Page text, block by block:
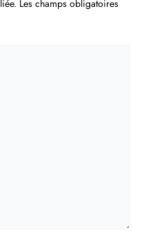
Les champs obligatoires